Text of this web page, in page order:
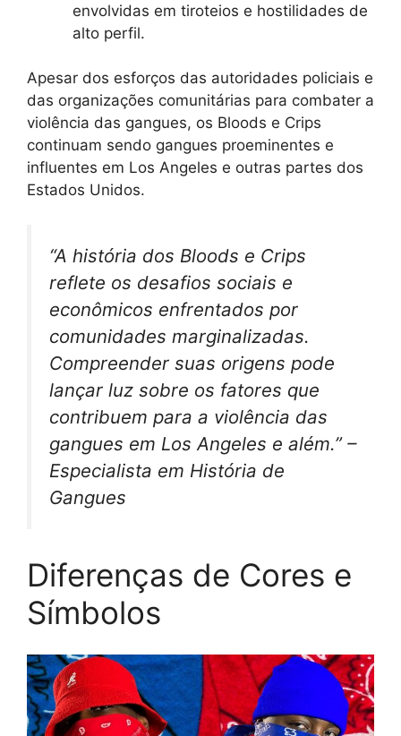
envolvidas em tiroteios e hostilidades de
alto perfil.
Apesar dos esforços das autoridades policiais e
das organizações comunitárias para combater a
violência das gangues, os Bloods e Crips
continuam sendo gangues proeminentes e
influentes em Los Angeles e outras partes dos
Estados Unidos.
“A história dos Bloods e Crips
reflete os desafios sociais e
econômicos enfrentados por
comunidades marginalizadas.
Compreender suas origens pode
lançar luz sobre os fatores que
contribuem para a violência das
gangues em Los Angeles e além.” –
Especialista em História de
Gangues
Diferenças de Cores e
Símbolos